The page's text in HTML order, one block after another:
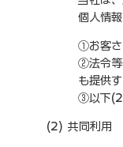
個人情
①お客さ
②法令等
も提供
③以下
(2) 共同利用